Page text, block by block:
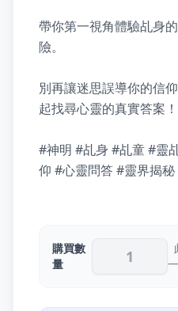
帶你第一視角體驗乩身
險。
別再讓迷思誤導你的信
起找尋心靈的真實答案！
#神明 #乩身 #乩童 #靈
仰 #心靈問答 #靈界揭秘
購買數
量